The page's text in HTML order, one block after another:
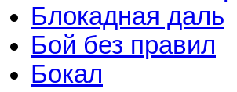
Блокадная даль
Бой без правил
Бокал